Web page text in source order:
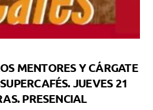
MENTORES Y CÁRGATE
JUEVES 21
PRESENCIAL